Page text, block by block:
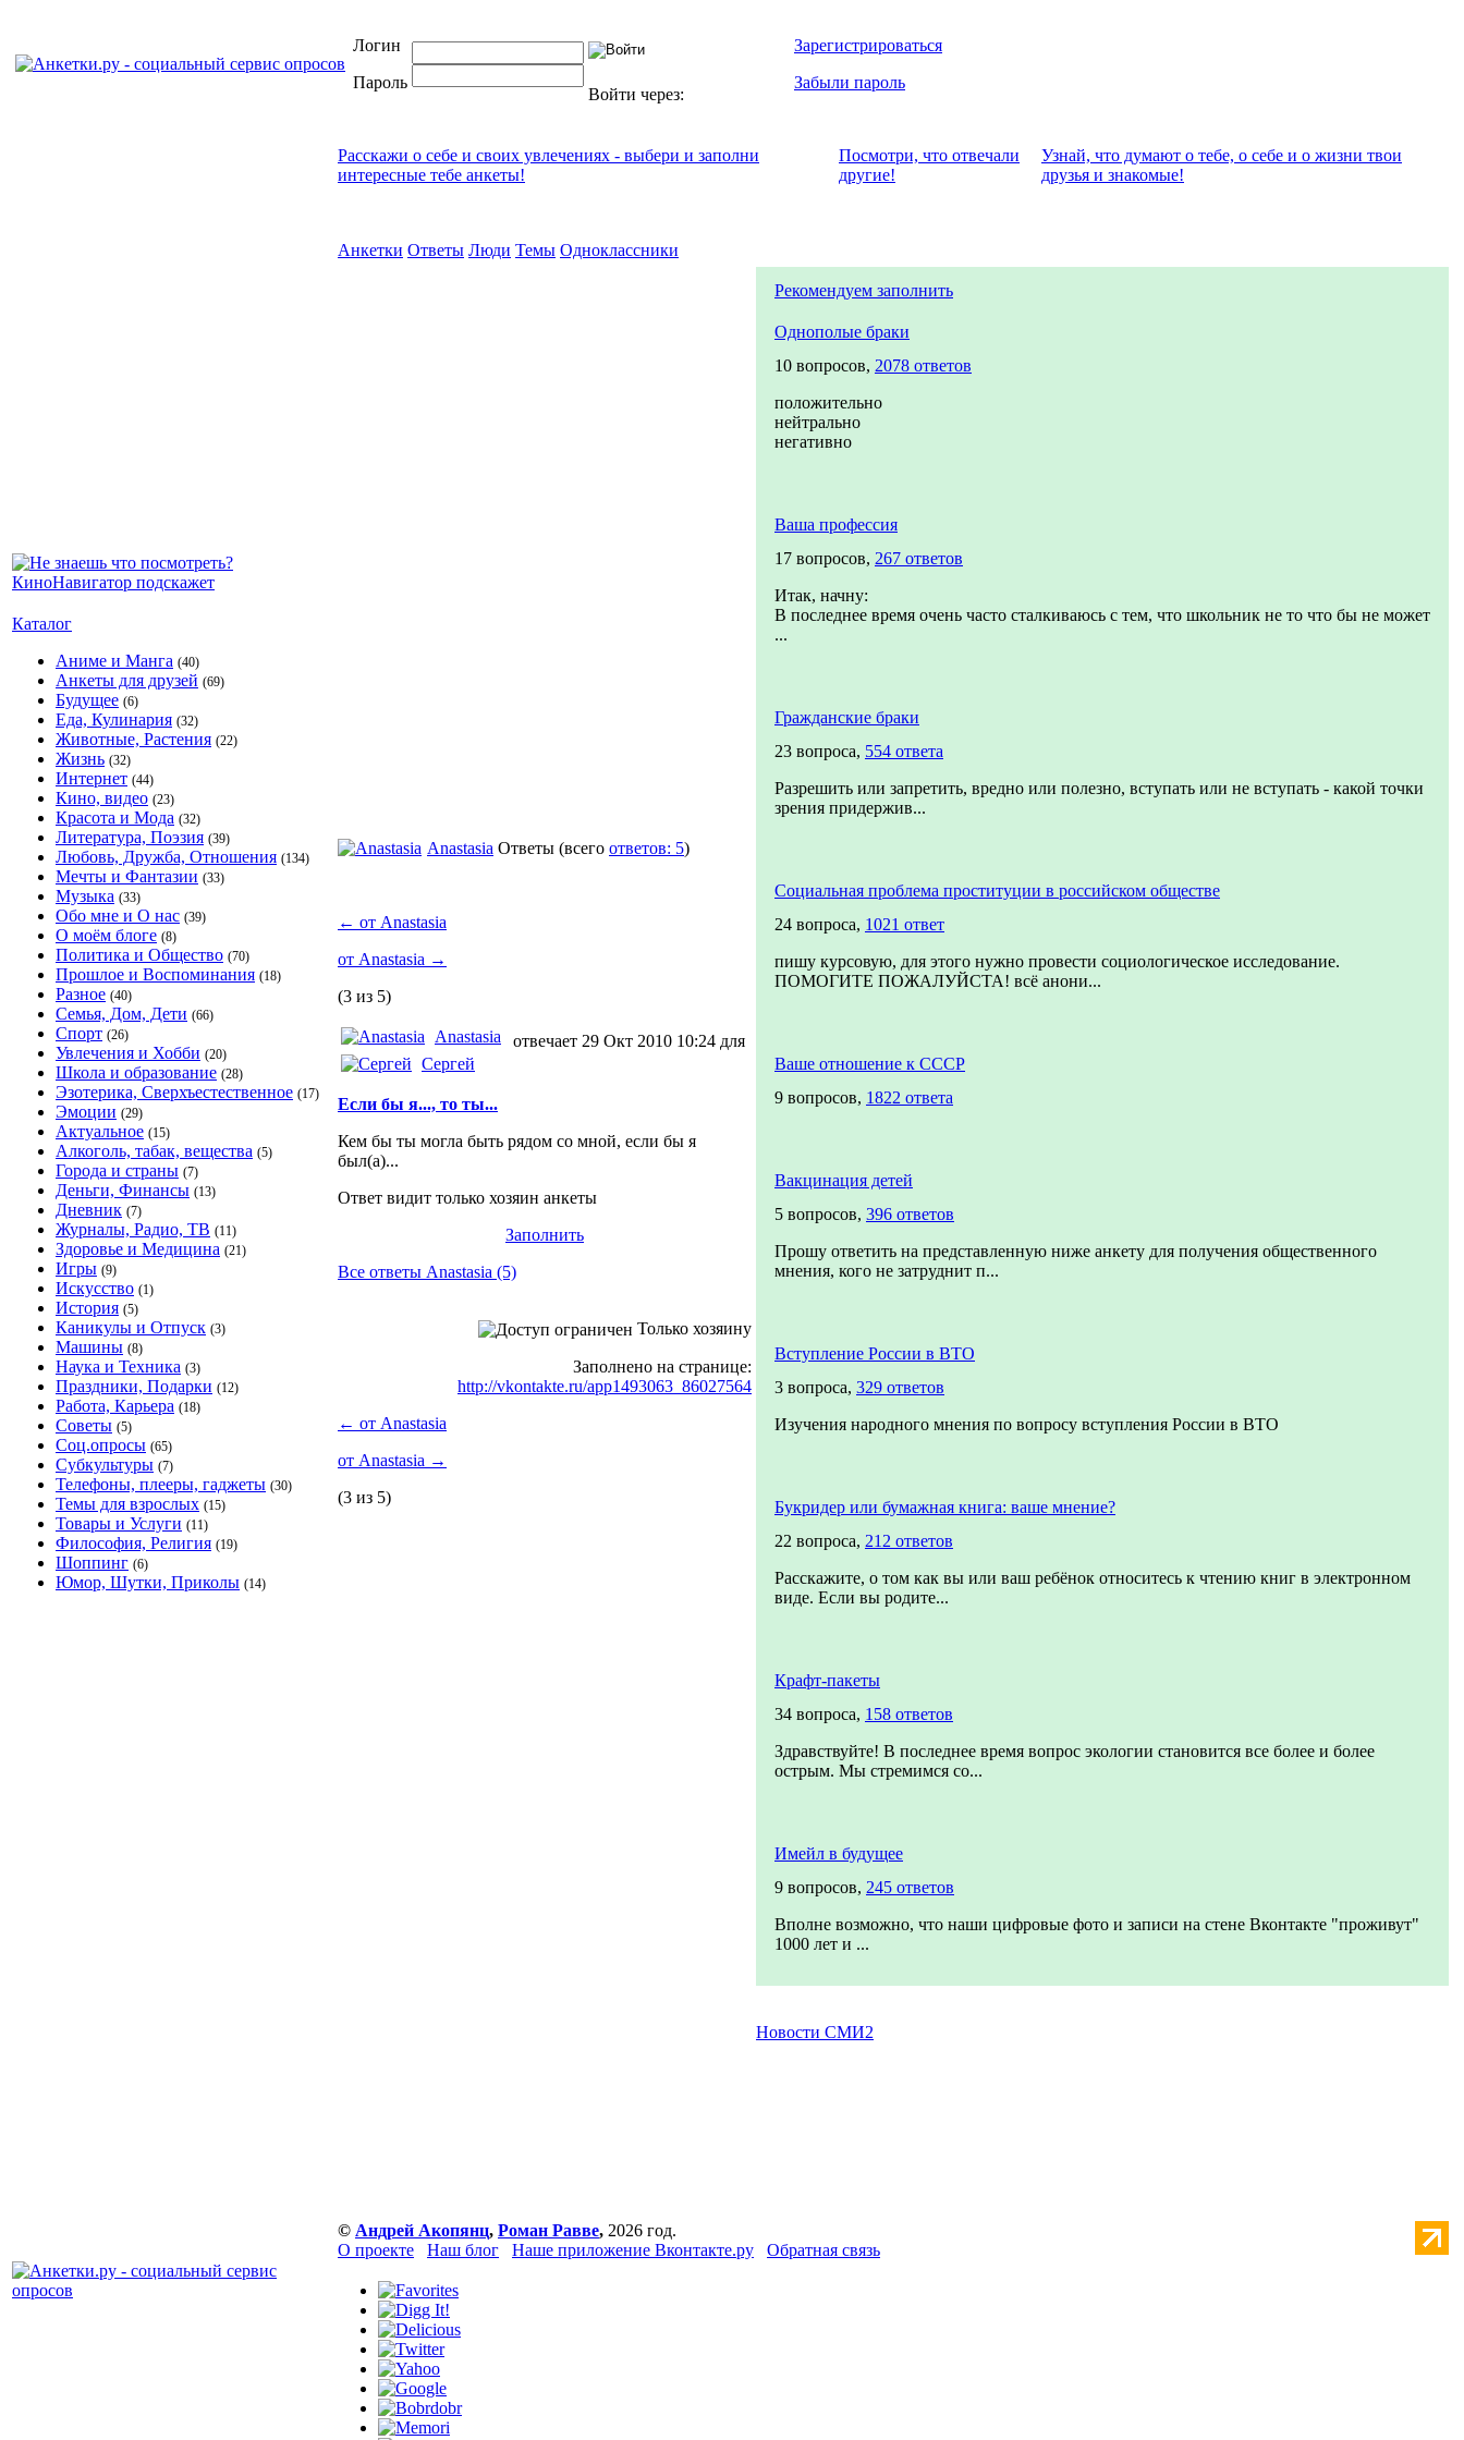
Логин
Пароль
Войти через:
Зарегистрироваться
Забыли пароль
Каталог
Аниме и Манга (40)
Анкеты для друзей (69)
Будущее (6)
Еда, Кулинария (32)
Животные, Растения (22)
Жизнь (32)
Интернет (44)
Кино, видео (23)
Красота и Мода (32)
Литература, Поэзия (39)
Любовь, Дружба, Отношения (134)
Мечты и Фантазии (33)
Музыка (33)
Обо мне и О нас (39)
О моём блоге (8)
Политика и Общество (70)
Прошлое и Воспоминания (18)
Разное (40)
Семья, Дом, Дети (66)
Спорт (26)
Увлечения и Хобби (20)
Школа и образование (28)
Эзотерика, Сверхъестественное (17)
Эмоции (29)
Актуальное (15)
Алкоголь, табак, вещества (5)
Города и страны (7)
Деньги, Финансы (13)
Дневник (7)
Журналы, Радио, ТВ (11)
Здоровье и Медицина (21)
Игры (9)
Искусство (1)
История (5)
Каникулы и Отпуск (3)
Машины (8)
Наука и Техника (3)
Праздники, Подарки (12)
Работа, Карьера (18)
Советы (5)
Соц.опросы (65)
Субкультуры (7)
Телефоны, плееры, гаджеты (30)
Темы для взрослых (15)
Товары и Услуги (11)
Философия, Религия (19)
Шоппинг (6)
Юмор, Шутки, Приколы (14)
Расскажи о себе и своих увлечениях - выбери и заполни
интересные тебе анкеты!
Посмотри, что отвeчали
другие!
Узнай, что думают о тебе, о себе и о жизни твои
друзья и знакомые!
Анкетки Ответы Люди Темы Одноклассники
Anastasia Ответы (всего ответов: 5)
← от Anastasia
от Anastasia →
(3 из 5)
Anastasia
отвечает 29 Окт 2010 10:24 для
Сергей
Если бы я..., то ты...
Кем бы ты могла быть рядом со мной, если бы я
был(а)...
Ответ видит только хозяин анкеты
Заполнить
Все ответы Anastasia (5)
Только хозяину
Заполнено на странице:
http://vkontakte.ru/app1493063_86027564
← от Anastasia
от Anastasia →
(3 из 5)
Рекомендуем заполнить
Однополые браки
10 вопросов, 2078 ответов
положительно
нейтрально
негативно
Ваша профессия
17 вопросов, 267 ответов
Итак, начну:
В последнее время очень часто сталкиваюсь с тем, что школьник не то что бы не может
...
Гражданские браки
23 вопроса, 554 ответа
Разрешить или запретить, вредно или полезно, вступать или не вступать - какой точки
зрения придержив...
Социальная проблема проституции в российском обществе
24 вопроса, 1021 ответ
пишу курсовую, для этого нужно провести социологическое исследование.
ПОМОГИТЕ ПОЖАЛУЙСТА! всё анони...
Ваше отношение к СССР
9 вопросов, 1822 ответа
Вакцинация детей
5 вопросов, 396 ответов
Прошу ответить на представленную ниже анкету для получения общественного
мнения, кого не затруднит п...
Вступление России в ВТО
3 вопроса, 329 ответов
Изучения народного мнения по вопросу вступления России в ВТО
Букридер или бумажная книга: ваше мнение?
22 вопроса, 212 ответов
Расскажите, о том как вы или ваш ребёнок относитесь к чтению книг в электронном
виде. Если вы родите...
Крафт-пакеты
34 вопроса, 158 ответов
Здравствуйте! В последнее время вопрос экологии становится все более и более
острым. Мы стремимся со...
Имейл в будущее
9 вопросов, 245 ответов
Вполне возможно, что наши цифровые фото и записи на стене Вконтакте "проживут"
1000 лет и ...
Новости СМИ2
© Андрей Акопянц, Роман Равве, 2026 год.
О проекте
Наш блог Наше приложение Вконтакте.ру Обратная связь